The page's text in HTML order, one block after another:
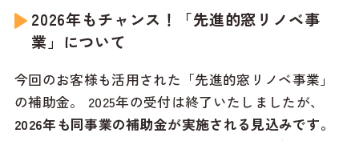
2026年もチャンス！「先進的窓リノベ事
業」について
今回のお客様も活用された「先進的窓リノベ事業」
の補助金。 2025年の受付は終了いたしましたが、
2026年も同事業の補助金が実施される見込みです。